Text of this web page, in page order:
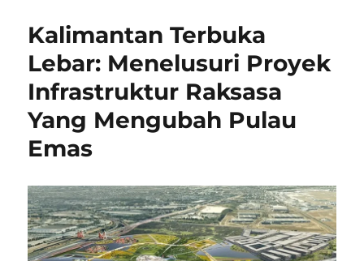
Kalimantan Terbuka
Lebar: Menelusuri Proyek
Infrastruktur Raksasa
Yang Mengubah Pulau
Emas